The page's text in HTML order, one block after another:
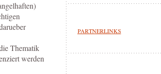
Thematik
werden
PARTNERLINKS